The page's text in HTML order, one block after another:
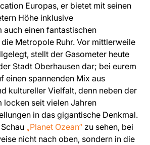
Europas, er bietet mit seinen
Höhe inklusive
einen fantastischen
Metropole Ruhr. Vor mittlerweile
stellt der Gasometer heute
Stadt Oberhausen dar; bei eurem
einen spannenden Mix aus
kultureller Vielfalt, denn neben der
seit vielen Jahren
in das gigantische Denkmal.
„Planet Ozean“ zu sehen, bei
nicht nach oben, sondern in die